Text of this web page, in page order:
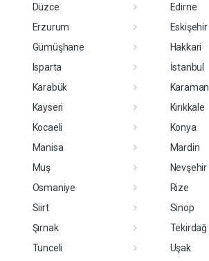
Düzce Edirne
Erzurum Eskişehir
Gümüşhane Hakkari
Isparta İstanbul
Karabük Karaman
Kayseri Kırıkkale
Kocaeli Konya
Manisa Mardin
Muş Nevşehir
Osmaniye Rize
Siirt Sinop
Şırnak Tekirdağ
Tunceli Uşak